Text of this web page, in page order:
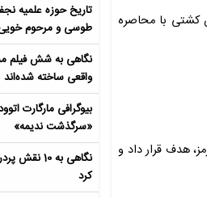
کشتی با محاصره
هدف قرار داد و
طوسی و مرحوم
نگاهی به شش فیلم
واقعی ساخته شده‌اند
بیوگرافی مارگارت
«سرگذشت ندیمه»
نگاهی به 10
کرد